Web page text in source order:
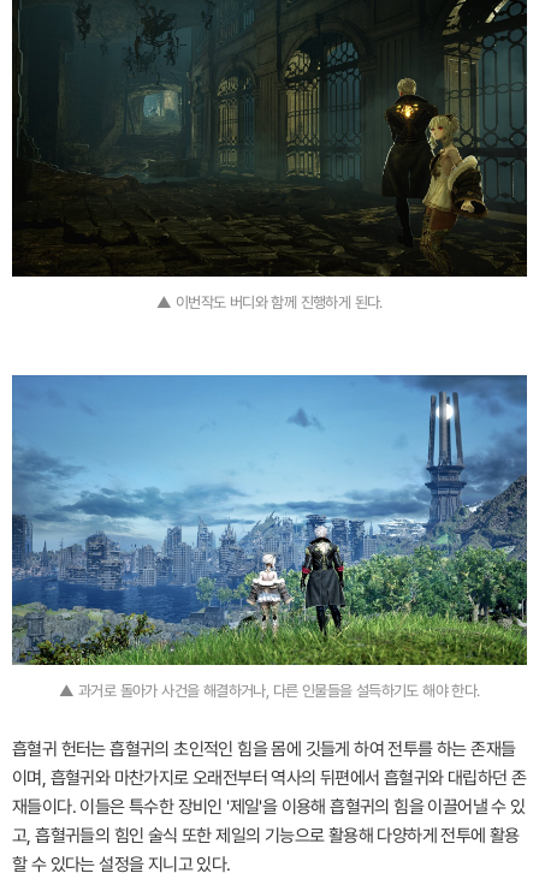
▲ 이번작도 버디와 함께 진행하게 된다.
▲ 과거로 돌아가 사건을 해결하거나, 다른 인물들을 설득하기도 해야 한다.
흡혈귀 헌터는 흡혈귀의 초인적인 힘을 몸에 깃들게 하여 전투를 하는 존재들
이며, 흡혈귀와 마찬가지로 오래전부터 역사의 뒤편에서 흡혈귀와 대립하던 존
재들이다. 이들은 특수한 장비인 '제일'을 이용해 흡혈귀의 힘을 이끌어낼 수 있
고, 흡혈귀들의 힘인 술식 또한 제일의 기능으로 활용해 다양하게 전투에 활용
할 수 있다는 설정을 지니고 있다.